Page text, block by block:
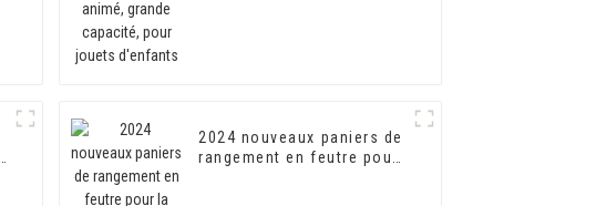
2024 nouveaux paniers de
rangement en feutre pour